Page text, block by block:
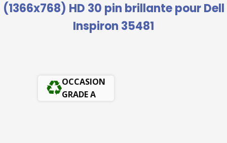
(1366x768) HD 30 pin brillante pour Dell
Inspiron 35481
OCCASION
GRADE A